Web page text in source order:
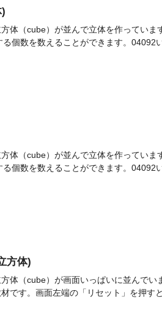
体（cube）が並んで立体を作ってい
個数を数えることができます。04092
体（cube）が並んで立体を作ってい
個数を数えることができます。04092
方体)
体（cube）が画面いっぱいに並んで
です。画面左端の「リセット」を押す